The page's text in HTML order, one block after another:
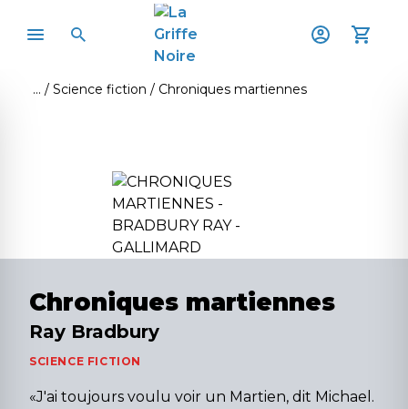
Science fiction Chroniques martiennes
Chroniques martiennes
Ray Bradbury
SCIENCE FICTION
«J'ai toujours voulu voir un Martien, dit Michael.